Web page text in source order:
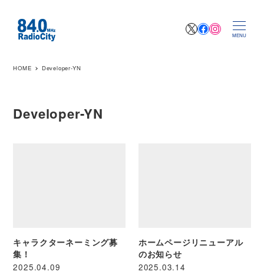
XFacebook
MENU
HOME Developer-YN
Developer-YN
キャラクターネーミング募
集！
2025.04.09
ホームページリニューアル
のお知らせ
2025.03.14